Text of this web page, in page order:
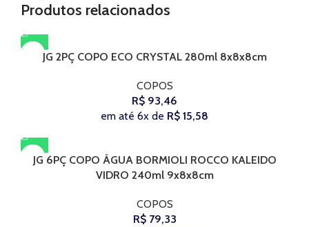
Produtos relacionados
JG 2PÇ COPO ECO CRYSTAL 280ml 8x8x8cm
COPOS
R$ 93,46
em até 6x de R$ 15,58
JG 6PÇ COPO ÁGUA BORMIOLI ROCCO KALEIDO
VIDRO 240ml 9x8x8cm
COPOS
R$79,33